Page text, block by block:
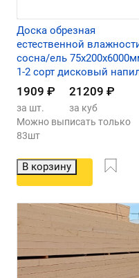
Доска обрезная
естественной
сосна/ель
1-2 сорт дисковый
1909 ₽ 21209 ₽
за шт.
за куб
Можно выписать только
83шт
В корзину